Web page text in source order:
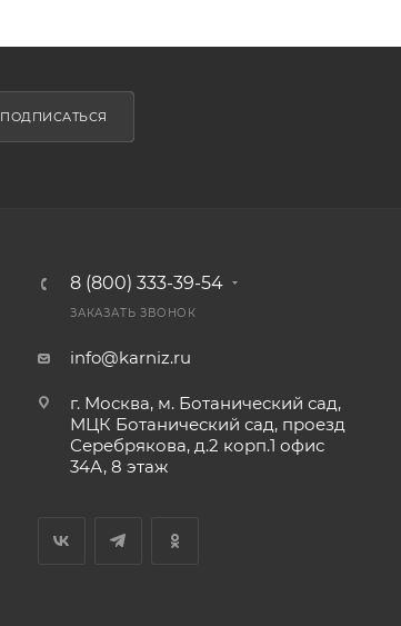
ПОДПИСАТЬСЯ
8 (800) 333-39-54
ЗАКАЗАТЬ ЗВОНОК
info@karniz.ru
г. Москва, м. Ботанический сад,
МЦК Ботанический сад, проезд
Серебрякова, д.2 корп.1 офис
34А, 8 этаж